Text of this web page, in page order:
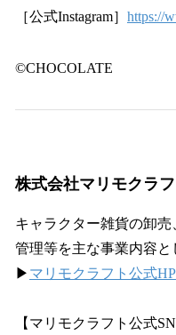
［公式Instagram］ https://
©CHOCOLATE
株式会社マリモクラ
キャラクター雑貨の卸
管理等を主な事業内容と
▶ マリモクラフト公式HP
【マリモクラフト公式